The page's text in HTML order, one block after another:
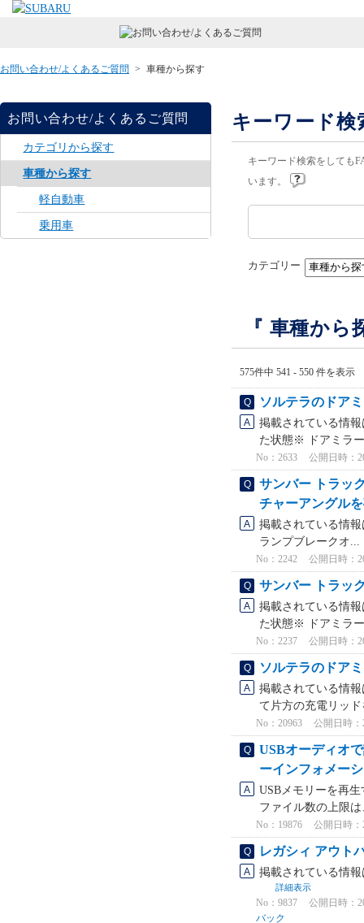
お問い合わせ/よくあるご質問 > 車種から探す
お問い合わせ/よくあるご質問
カテゴリから探す
車種から探す
軽自動車
乗用車
キーワード検
キーワード検索をしても
います。
カテゴリー
『 車種か
575件中 541 - 550 件を表示
ソルテラのドア
掲載されている情
た状態※ ドアミラ
No：2633 公開日時：
サンバー トラッ
チャーアングル
掲載されている情
ランプブレークオ...
No：2242 公開日時：
サンバー トラッ
掲載されている情
た状態※ ドアミラ
No：2237 公開日時：
ソルテラのドア
掲載されている情
て片方の充電リッ
No：20963 公開日時：
USBオーディオ
ーインフォメー
USBメモリーを再
ファイル数の上限
No：19876 公開日時：
レガシィ アウト
掲載されている情
詳細表示
No：9837
公開日時：
バック